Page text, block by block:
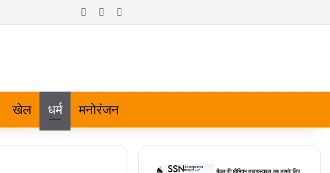
Log InRandom Article
खेल धर्म मनोरंजन